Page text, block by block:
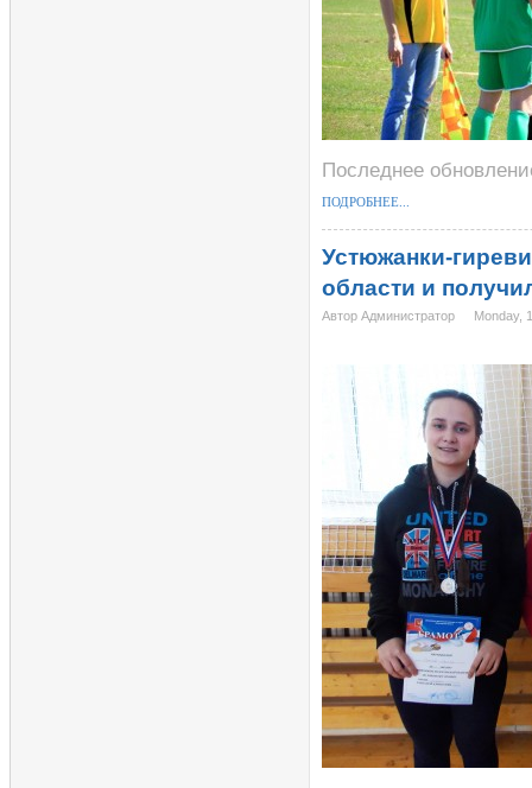
Последнее
ПОДРОБНЕЕ...
Устюжанки-
области и
Автор Администратор Monday,